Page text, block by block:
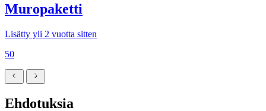
Muropaketti
Lisätty yli 2 vuotta sitten
50
Ehdotuksia